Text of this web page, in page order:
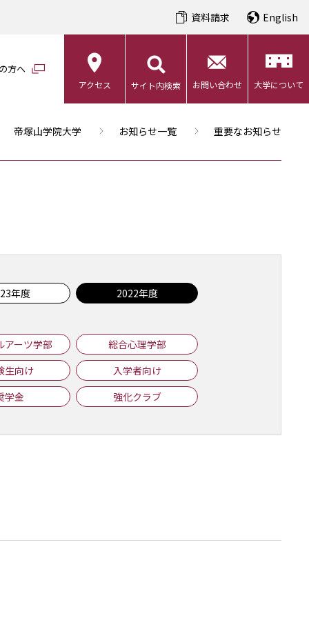
資料請求 English
方へ
アクセス サイト内検索 お問い合わせ 大学について
帝塚山学院大学 お知らせ一覧 重要なお知らせ
年度 2022年度
アーツ学部
総合心理学部
生向け
入学者向け
学金
強化クラブ